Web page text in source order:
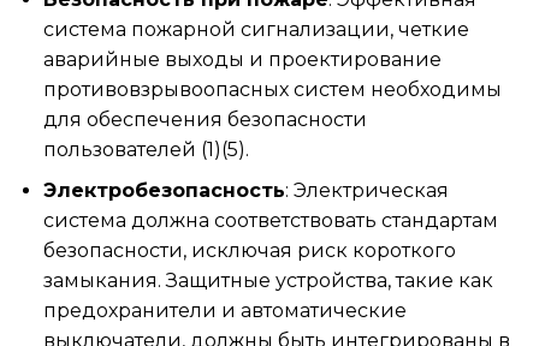
система пожарной сигнализации, четкие
аварийные выходы и проектирование
противовзрывоопасных систем необходимы
для обеспечения безопасности
пользователей (1)(5).
Электробезопасность: Электрическая
система должна соответствовать стандартам
безопасности, исключая риск короткого
замыкания. Защитные устройства, такие как
предохранители и автоматические
выключатели, должны быть интегрированы в